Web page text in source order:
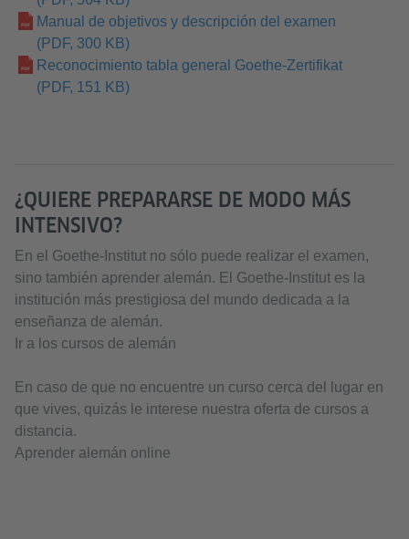
Manual de objetivos y descripción del examen
(PDF, 300 KB)
Reconocimiento tabla general Goethe-Zertifikat
(PDF, 151 KB)
¿QUIERE PREPARARSE DE MODO MÁS
INTENSIVO?
En el Goethe-Institut no sólo puede realizar el examen,
sino también aprender alemán. El Goethe-Institut es la
institución más prestigiosa del mundo dedicada a la
enseñanza de alemán.
Ir a los cursos de alemán
En caso de que no encuentre un curso cerca del lugar en
que vives, quizás le interese nuestra oferta de cursos a
distancia.
Aprender alemán online